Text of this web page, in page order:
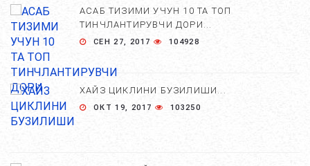
АСАБ ТИЗИМИ УЧУН 10 ТА ТОП
ТИНЧЛАНТИРУВЧИ ДОРИ...
СЕН 27, 2017 104928
ХАЙЗ ЦИКЛИНИ БУЗИЛИШИ...
ОКТ 19, 2017 103250